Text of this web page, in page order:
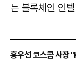
는 블록체인 인
홍우선 코스콤 사장